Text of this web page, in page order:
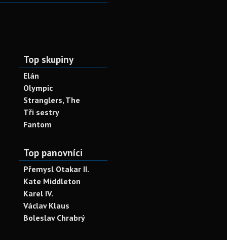
Top skupiny
Elán
Olympic
Stranglers, The
Tři sestry
Fantom
Top panovníci
Přemysl Otakar II.
Kate Middleton
Karel IV.
Václav Klaus
Boleslav Chrabrý